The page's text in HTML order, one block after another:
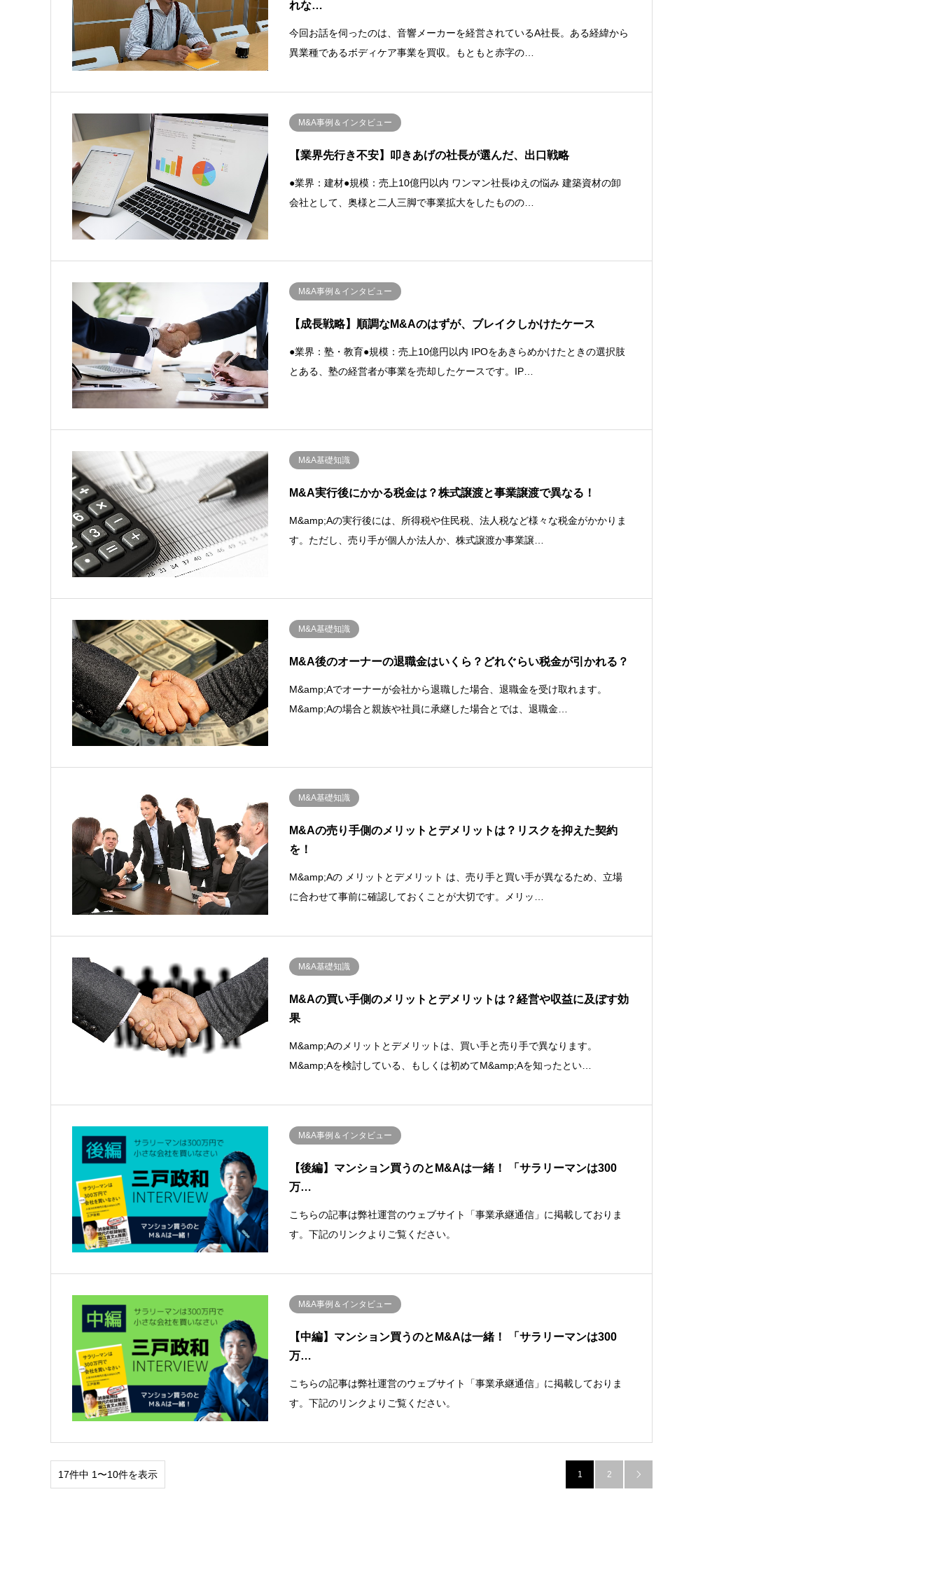
れな…
今回お話を伺ったのは、音響メーカーを経営されているA社長。ある経緯から
異業種であるボディケア事業を買収。もともと赤字の…
M&A事例＆インタビュー
【業界先行き不安】叩きあげの社長が選んだ、出口戦略
●業界：建材●規模：売上10億円以内 ワンマン社長ゆえの悩み 建築資材の卸
会社として、奥様と二人三脚で事業拡大をしたものの…
M&A事例＆インタビュー
【成長戦略】順調なM&Aのはずが、ブレイクしかけたケース
●業界：塾・教育●規模：売上10億円以内 IPOをあきらめかけたときの選択肢
とある、塾の経営者が事業を売却したケースです。IP…
M&A基礎知識
M&A実行後にかかる税金は？株式譲渡と事業譲渡で異なる！
M&amp;Aの実行後には、所得税や住民税、法人税など様々な税金がかかりま
す。ただし、売り手が個人か法人か、株式譲渡か事業譲…
M&A基礎知識
M&A後のオーナーの退職金はいくら？どれぐらい税金が引かれる？
M&amp;Aでオーナーが会社から退職した場合、退職金を受け取れます。
M&amp;Aの場合と親族や社員に承継した場合とでは、退職金…
M&A基礎知識
M&Aの売り手側のメリットとデメリットは？リスクを抑えた契約
を！
M&amp;Aの メリットとデメリット は、売り手と買い手が異なるため、立場
に合わせて事前に確認しておくことが大切です。メリッ…
M&A基礎知識
M&Aの買い手側のメリットとデメリットは？経営や収益に及ぼす効
果
M&amp;Aのメリットとデメリットは、買い手と売り手で異なります。
M&amp;Aを検討している、もしくは初めてM&amp;Aを知ったとい…
M&A事例＆インタビュー
【後編】マンション買うのとM&Aは一緒！ 「サラリーマンは300
万…
こちらの記事は弊社運営のウェブサイト「事業承継通信」に掲載しておりま
す。下記のリンクよりご覧ください。
M&A事例＆インタビュー
【中編】マンション買うのとM&Aは一緒！ 「サラリーマンは300
万…
こちらの記事は弊社運営のウェブサイト「事業承継通信」に掲載しておりま
す。下記のリンクよりご覧ください。
17件中 1〜10件を表示 1 2 